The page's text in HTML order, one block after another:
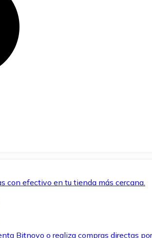
con efectivo en tu tienda más cercana.
Bitnovo o realiza compras directas